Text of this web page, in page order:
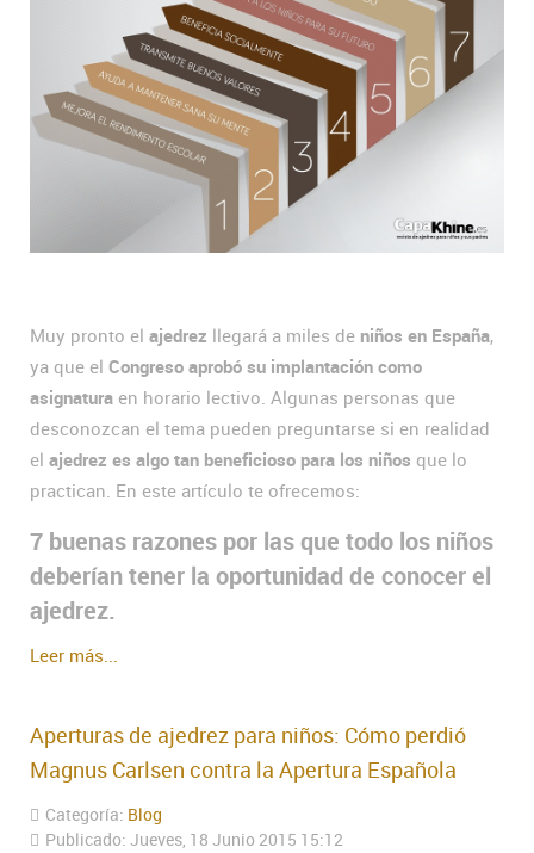
Muy pronto el ajedrez llegará a miles de niños en España,
ya que el Congreso aprobó su implantación como
asignatura en horario lectivo. Algunas personas que
desconozcan el tema pueden preguntarse si en realidad
el ajedrez es algo tan beneficioso para los niños que lo
practican. En este artículo te ofrecemos:
7 buenas razones por las que todo los niños
deberían tener la oportunidad de conocer el
ajedrez.
Leer más...
Aperturas de ajedrez para niños: Cómo perdió
Magnus Carlsen contra la Apertura Española
Categoría: Blog
Publicado: Jueves, 18 Junio 2015 15:12